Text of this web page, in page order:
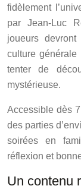
fidèlement
par Jean-Luc
joueurs
culture
tenter de
mystérieuse.
Accessible dès
des parties
soirées en
réflexion et
Un contenu